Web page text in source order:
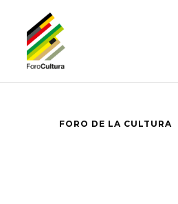
FORO DE LA CULTURA